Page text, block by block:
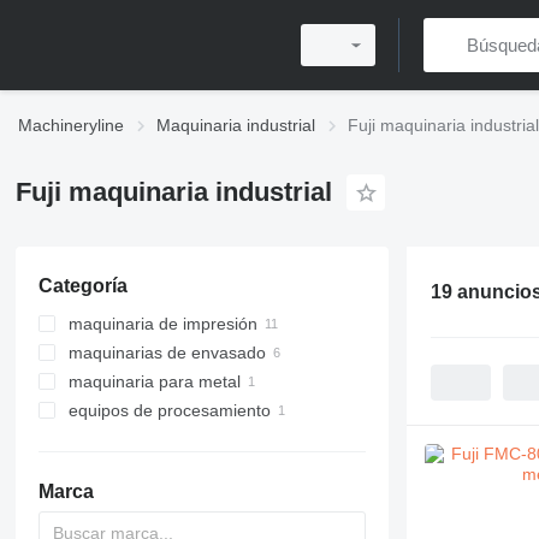
Machineryline Maquinaria industrial Fuji maquinaria industrial
Fuji maquinaria industrial
Categoría
maquinaria de impresión
preimpresiones
máquinas de revelado
software
impresoras
máquinas de impresión digital
máquinas de impresión offset
maquinarias de envasado
envasadoras horizontales
máquinas etiquetadoras
maquinaria para metal
centros de mecanizado
equipos de procesamiento
Marca
19